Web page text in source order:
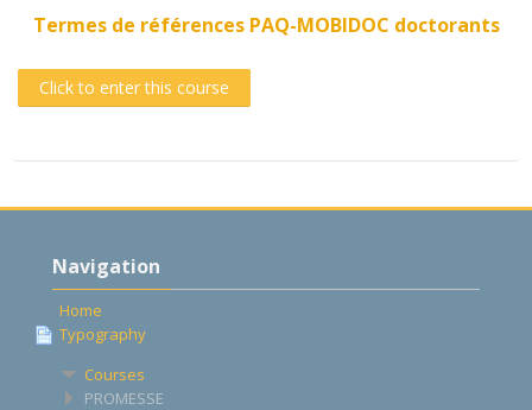
Termes de références PAQ-MOBIDOC doctorants
Click to enter this course
Navigation
Home
Typography
Courses
PROMESSE